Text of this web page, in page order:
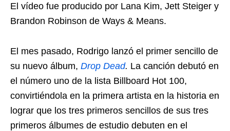
El vídeo fue producido por Lana Kim, Jett Steiger y
Brandon Robinson de Ways & Means.
El mes pasado, Rodrigo lanzó el primer sencillo de
su nuevo álbum, Drop Dead. La canción debutó en
el número uno de la lista Billboard Hot 100,
convirtiéndola en la primera artista en la historia en
lograr que los tres primeros sencillos de sus tres
primeros álbumes de estudio debuten en el